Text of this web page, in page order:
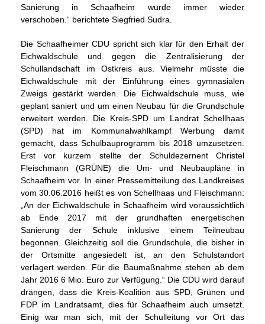
Sanierung in Schaafheim wurde immer wieder
verschoben.“ berichtete Siegfried Sudra.
Die Schaafheimer CDU spricht sich klar für den Erhalt der
Eichwaldschule und gegen die Zentralisierung der
Schullandschaft im Ostkreis aus. Vielmehr müsste die
Eichwaldschule mit der Einführung eines gymnasialen
Zweigs gestärkt werden. Die Eichwaldschule muss, wie
geplant saniert und um einen Neubau für die Grundschule
erweitert werden. Die Kreis-SPD um Landrat Schellhaas
(SPD) hat im Kommunalwahlkampf Werbung damit
gemacht, dass Schulbauprogramm bis 2018 umzusetzen.
Erst vor kurzem stellte der Schuldezernent Christel
Fleischmann (GRÜNE) die Um- und Neubaupläne in
Schaafheim vor. In einer Pressemitteilung des Landkreises
vom 30.06.2016 heißt es von Schellhaas und Fleischmann:
An der Eichwaldschule in Schaafheim wird voraussichtlich
ab Ende 2017 mit der grundhaften energetischen
Sanierung der Schule inklusive einem Teilneubau
begonnen. Gleichzeitig soll die Grundschule, die bisher in
der Ortsmitte angesiedelt ist, an den Schulstandort
verlagert werden. Für die Baumaßnahme stehen ab dem
Jahr 2016 6 Mio. Euro zur Verfügung.“ Die CDU wird darauf
drängen, dass die Kreis-Koalition aus SPD, Grünen und
FDP im Landratsamt, dies für Schaafheim auch umsetzt.
Einig war man sich, mit der Schulleitung vor Ort das